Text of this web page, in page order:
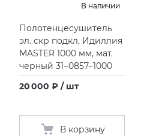
В наличии
Полотенцесушитель
эл. скр подкл, Идиллия
MASTER 1000 мм, мат.
черный 31−0857−1000
20 000 ₽ / шт
В корзину